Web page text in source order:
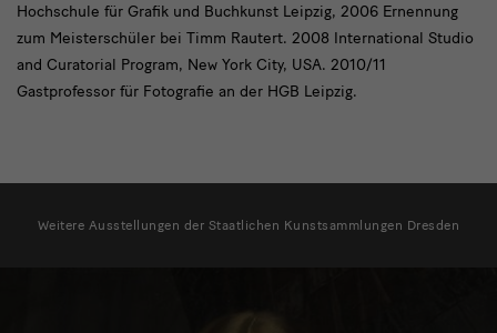
Hochschule für Grafik und Buchkunst Leipzig, 2006 Ernennung
zum Meisterschüler bei Timm Rautert. 2008 International Studio
and Curatorial Program, New York City, USA. 2010/11
Gastprofessor für Fotografie an der HGB Leipzig.
Weitere Ausstellungen der Staatlichen Kunstsammlungen Dresden